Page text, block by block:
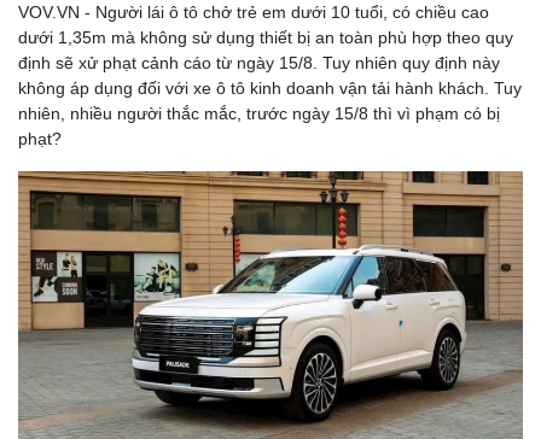
VOV.VN - Người lái ô tô chở trẻ em dưới 10 tuổi, có chiều cao
dưới 1,35m mà không sử dụng thiết bị an toàn phù hợp theo quy
định sẽ xử phạt cảnh cáo từ ngày 15/8. Tuy nhiên quy định này
không áp dụng đối với xe ô tô kinh doanh vận tải hành khách. Tuy
nhiên, nhiều người thắc mắc, trước ngày 15/8 thì vì phạm có bị
phạt?